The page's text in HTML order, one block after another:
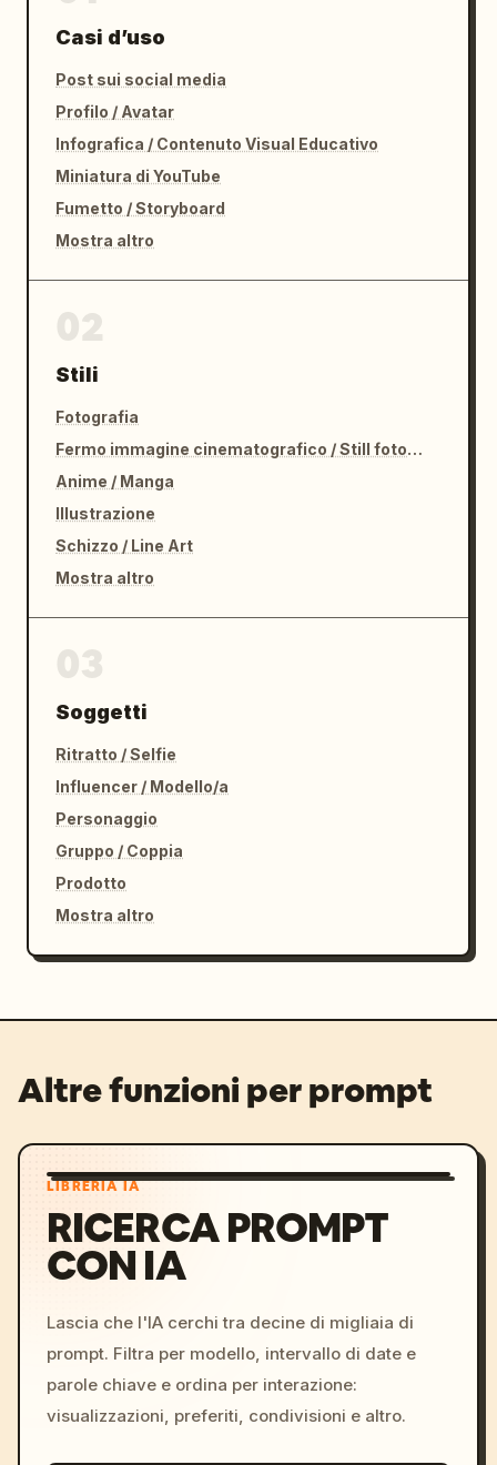
Casi d’uso
Post sui social media
Profilo / Avatar
Infografica / Contenuto Visual Educativo
Miniatura di YouTube
Fumetto / Storyboard
Mostra altro
Stili
Fotografia
Fermo immagine cinematografico / Still fotografico
Anime / Manga
Illustrazione
Schizzo / Line Art
Mostra altro
Soggetti
Ritratto / Selfie
Influencer / Modello/a
Personaggio
Gruppo / Coppia
Prodotto
Mostra altro
Altre funzioni per prompt
LIBRERIA IA
RICERCA PROMPT
CON IA
Lascia che l'IA cerchi tra decine di migliaia di
prompt. Filtra per modello, intervallo di date e
parole chiave e ordina per interazione:
visualizzazioni, preferiti, condivisioni e altro.